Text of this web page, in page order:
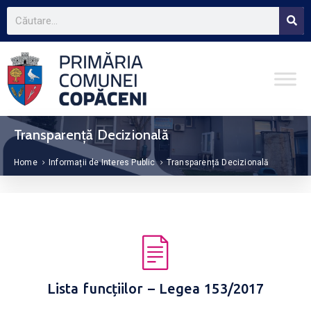
Transparență Decizională
Home Informații de Interes Public Transparență Decizională
Lista funcțiilor – Legea 153/2017